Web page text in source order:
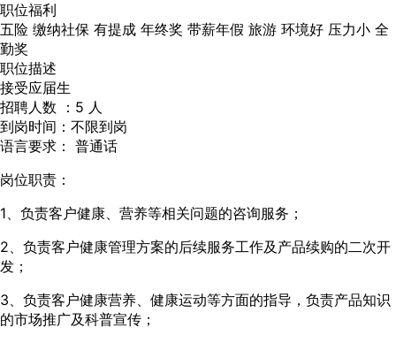
职位福利
五险 缴纳社保 有提成 年终奖 带薪年假 旅游 环境好 压力小 全
勤奖
职位描述
接受应届生
招聘人数 ：5 人
到岗时间：不限到岗
语言要求： 普通话
岗位职责：
1、负责客户健康、营养等相关问题的咨询服务；
2、负责客户健康管理方案的后续服务工作及产品续购的二次开
发；
3、负责客户健康营养、健康运动等方面的指导，负责产品知识
的市场推广及科普宣传；